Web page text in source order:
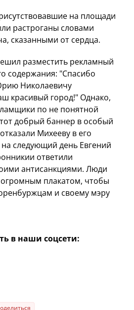
на площади
растроганы словами
сказанными от сердца.
разместить рекламный
содержания: "Спасибо
Николаевичу
красивый город!" Однако,
по не понятной
добрый баннер в особый
Михееву в его
следующий день Евгений
ответили
антисанкциями. Люди
плакатом, чтобы
и своему мэру
в наши соцсети: